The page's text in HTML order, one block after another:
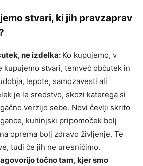
stvari, ki jih pravzaprav
ne izdelka: Ko kupujemo, v
kupujemo stvari, temveč občutek in
lepote, samozavesti ali
je le sredstvo, skozi katerega si
verzijo sebe. Novi čevlji skrito
kuhinjski pripomoček bolj
oprema bolj zdravo življenje. Te
tudi če jih ne uresničimo.
točno tam, kjer smo